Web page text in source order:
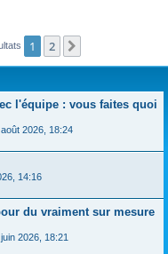
c
1 2
l'équipe : vous faites quoi
2026, 18:24
14:16
du vraiment sur mesure
2026, 18:21